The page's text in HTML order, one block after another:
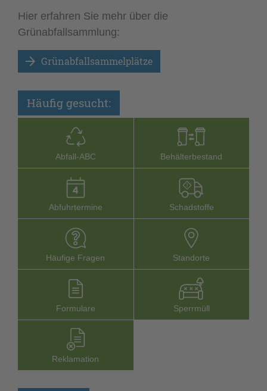
Hier erfahren Sie mehr über die
Grünabfallsammlung:
Grünabfallsammelplätze
Häufig gesucht:
Abfall-­ABC Behälterbestand
Abfuhrtermine Schadstoffe
Häufige Fragen Stand­orte
Formu­lare Sperr­müll
Reklamation